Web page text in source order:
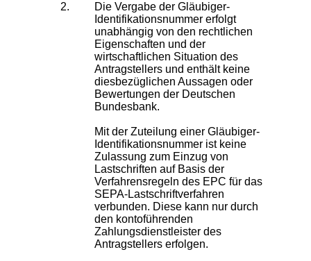
Die Vergabe der Gläubiger-
Identifikationsnummer erfolgt
unabhängig von den rechtlichen
Eigenschaften und der
wirtschaftlichen Situation des
Antragstellers und enthält keine
diesbezüglichen Aussagen oder
Bewertungen der Deutschen
Bundesbank.
Mit der Zuteilung einer Gläubiger-
Identifikationsnummer ist keine
Zulassung zum Einzug von
Lastschriften auf Basis der
Verfahrensregeln des EPC für das
SEPA-Lastschriftverfahren
verbunden. Diese kann nur durch
den kontoführenden
Zahlungsdienstleister des
Antragstellers erfolgen.